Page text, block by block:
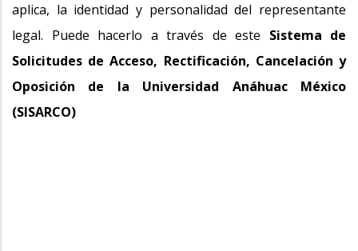
aplica, la identidad y personalidad del representante
legal. Puede hacerlo a través de este Sistema de
Solicitudes de Acceso, Rectificación, Cancelación y
Oposición de la Universidad Anáhuac México
(SISARCO)